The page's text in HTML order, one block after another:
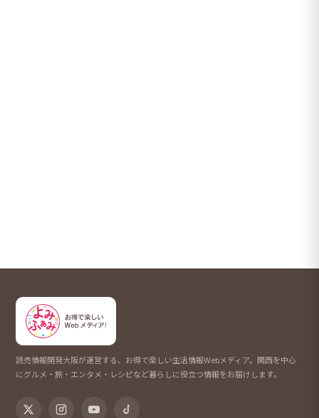
読売情報開発大阪が運営する、お得で楽しい生活情報Webメディア。関西を中心
にグルメ・旅・エンタメ・レシピなど暮らしに役立つ情報をお届けします。